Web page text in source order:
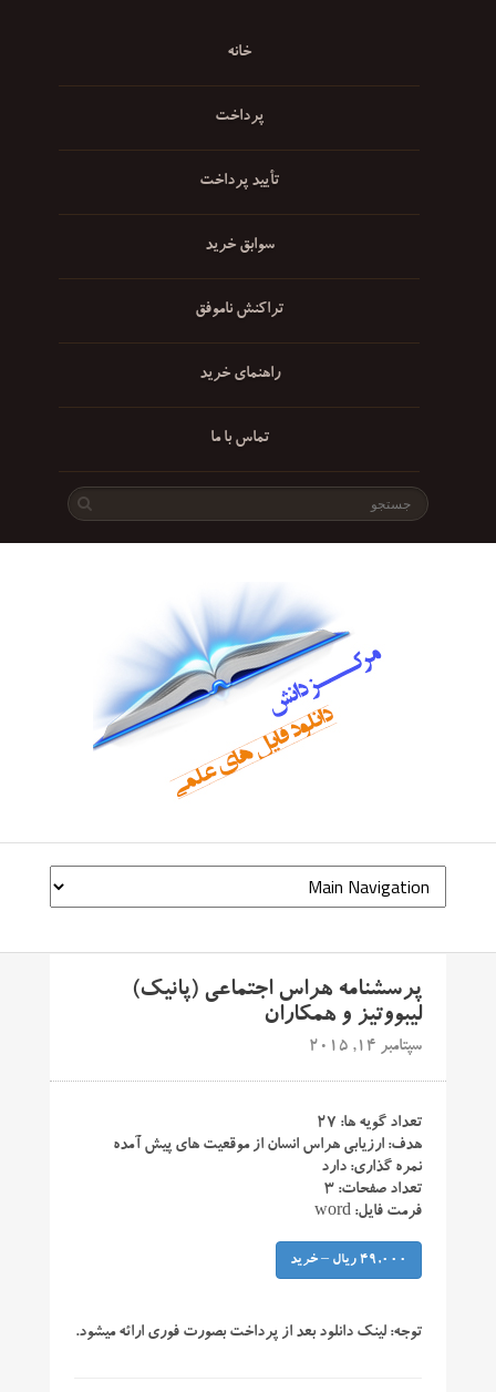
خانه
پرداخت
تأیید پرداخت
سوابق خرید
تراکنش ناموفق
راهنمای خرید
تماس با ما
پرسشنامه هراس اجتماعی (پانیک)
لیبووتیز و همکاران
سپتامبر 14, 2015
تعداد گویه ها: ۲۷
هدف: ارزیابی هراس انسان از موقعیت های پیش آمده
نمره گذاری: دارد
تعداد صفحات: ۳
فرمت فایل: word
49,000 ریال – خرید
توجه: لینک دانلود بعد از پرداخت بصورت فوری ارائه میشود.